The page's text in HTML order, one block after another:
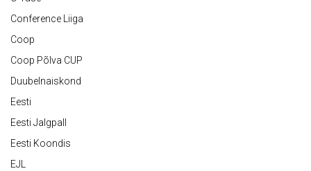
Conference Liiga
Coop
Coop Põlva CUP
Duubelnaiskond
Eesti
Eesti Jalgpall
Eesti Koondis
EJL